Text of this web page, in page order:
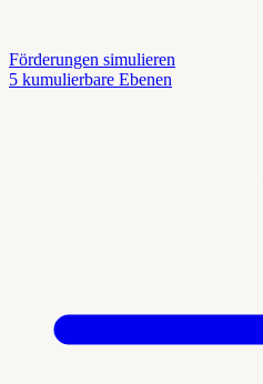
Förderungen simulieren
5 kumulierbare Ebenen